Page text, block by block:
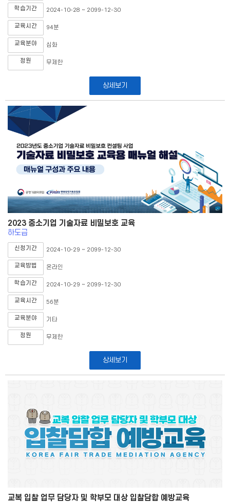
학습기간 2024-10-28 ~ 2099-12-30
교육시간 94분
교육분야 심화
정원 무제한
상세보기
2023 중소기업 기술자료 비밀보호 교육
하도급
신청기간 2024-10-29 ~ 2099-12-30
교육방법 온라인
학습기간 2024-10-29 ~ 2099-12-30
교육시간 56분
교육분야 기타
정원 무제한
상세보기
교복 입찰 업무 담당자 및 학부모 대상 입찰담합 예방교육